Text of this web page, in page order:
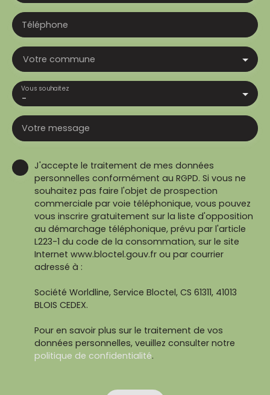
Téléphone
Votre commune
-
Vous souhaitez
Votre message
J'accepte le traitement de mes données
personnelles conformément au RGPD. Si vous ne
souhaitez pas faire l'objet de prospection
commerciale par voie téléphonique, vous pouvez
vous inscrire gratuitement sur la liste d'opposition
au démarchage téléphonique, prévu par l'article
L223-1 du code de la consommation, sur le site
Internet www.bloctel.gouv.fr ou par courrier
adressé à :
Société Worldline, Service Bloctel, CS 61311, 41013
BLOIS CEDEX.
Pour en savoir plus sur le traitement de vos
données personnelles, veuillez consulter notre
politique de confidentialité.